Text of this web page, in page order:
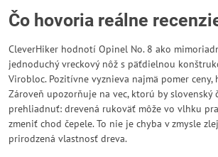
Čo hovoria reálne
CleverHiker hodnotí Opinel No. 8 ako
jednoduchý vreckový nôž s päťdielnou
Virobloc. Pozitívne vyznieva najmä pomer ceny,
Zároveň upozorňuje na vec, ktorú by slovenský
prehliadnuť: drevená rukoväť môže vo vlhku
zmeniť chod čepele. To nie je chyba v zmysle
prirodzená vlastnosť dreva.